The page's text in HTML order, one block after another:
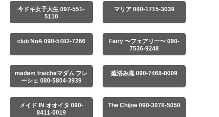
今ドキ女子大生 097-551-
5110
マリア 080-1715-3039
club NoA 090-5482-7266
Fairy 〜フェアリー〜 090-
7536-9248
madam fraicheマダム フレ
ーシェ 080-5804-3939
癒浴み庵 090-7468-0009
メイド IN オオイタ 090-
8411-0019
The Chijoe 090-3078-5050